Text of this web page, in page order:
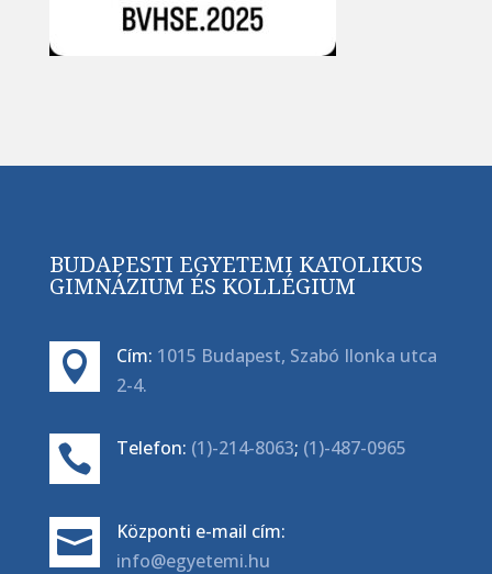
BUDAPESTI EGYETEMI KATOLIKUS
GIMNÁZIUM ÉS KOLLÉGIUM
 Cím: 1015 Budapest, Szabó Ilonka utca
2-4.
 Telefon: (1)-214-8063; (1)-487-0965

Központi e-mail cím:
info@egyetemi.hu